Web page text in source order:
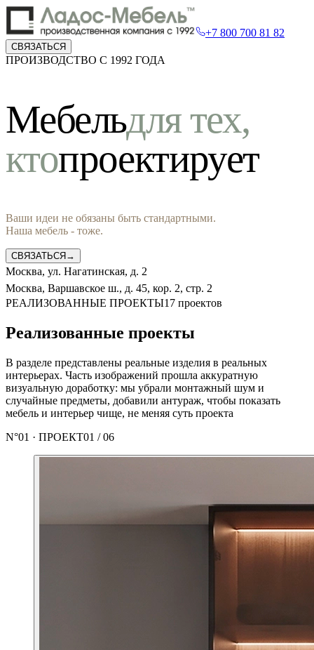
+7 800 700 81 82
СВЯЗАТЬСЯ
ПРОИЗВОДСТВО С 1992 ГОДА
Мебельдля тех,
ктопроектирует
Ваши идеи не обязаны быть стандартными.
Наша мебель - тоже.
СВЯЗАТЬСЯ →
Москва, ул. Нагатинская, д. 2
Москва, Варшавское ш., д. 45, кор. 2, стр. 2
РЕАЛИЗОВАННЫЕ ПРОЕКТЫ17 проектов
Реализованные проекты
В разделе представлены реальные изделия в реальных
интерьерах. Часть изображений прошла аккуратную
визуальную доработку: мы убрали монтажный шум и
случайные предметы, добавили антураж, чтобы показать
мебель и интерьер чище, не меняя суть проекта
N°01 · ПРОЕКТ01 /06